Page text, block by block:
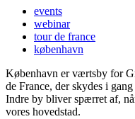
events
webinar
tour de france
københavn
København er værtsby for
de France, der skydes i
Indre by bliver spærret af,
vores hovedstad.